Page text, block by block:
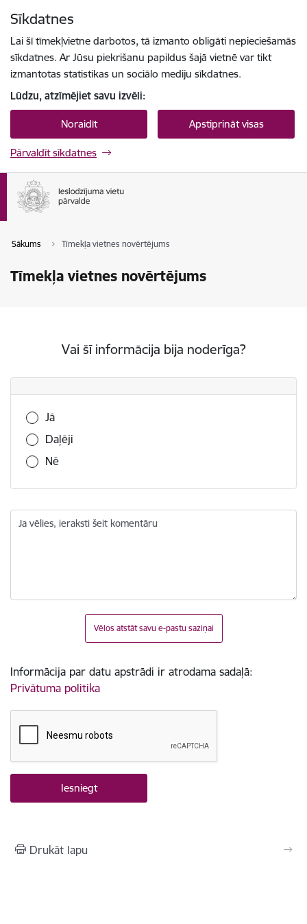
Sīkdatnes
Lai šī tīmekļvietne darbotos, tā izmanto obligāti nepieciešamās
sīkdatnes. Ar Jūsu piekrišanu papildus šajā vietnē var tikt
izmantotas statistikas un sociālo mediju sīkdatnes.
Lūdzu, atzīmējiet savu izvēli:
Noraidīt Apstiprināt visas
Pārvaldīt sīkdatnes
Sākums Tīmekļa vietnes novērtējums
Tīmekļa vietnes novērtējums
Vai šī informācija bija noderīga?
Vai šī informācija bija noderīga?
Jā
Daļēji
Nē
Ja vēlies, ieraksti šeit komentāru
Vēlos atstāt savu e-pastu saziņai
Informācija par datu apstrādi ir atrodama sadaļā:
Privātuma politika
Drukāt lapu